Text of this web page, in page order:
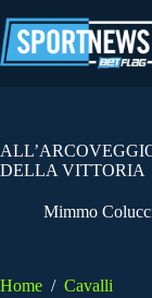
al
contenuto
DELLA VITTORIA
Mimmo
Home / Cavalli